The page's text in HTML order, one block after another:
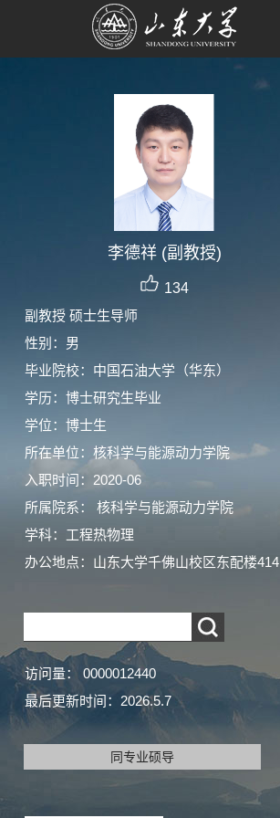
李德祥 (副教授)
134
副教授 硕士生导师
性别：男
毕业院校：中国石油大学（华东）
学历：博士研究生毕业
学位：博士生
所在单位：核科学与能源动力学院
入职时间：2020-06
所属院系： 核科学与能源动力学院
学科：工程热物理
办公地点：山东大学千佛山校区东配楼414
访问量： 0000012440
最后更新时间： 2026.5.7
同专业硕导